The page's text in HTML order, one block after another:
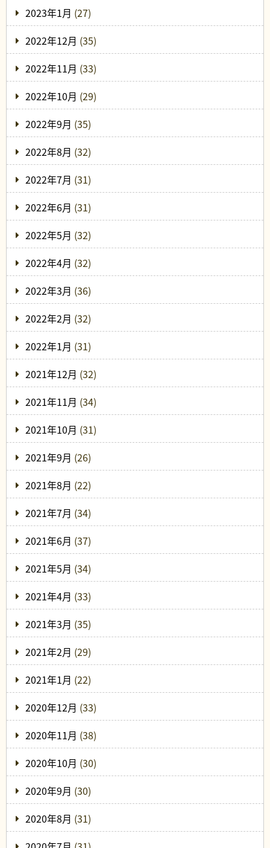
2023年1月 (27)
2022年12月 (35)
2022年11月 (33)
2022年10月 (29)
2022年9月 (35)
2022年8月 (32)
2022年7月 (31)
2022年6月 (31)
2022年5月 (32)
2022年4月 (32)
2022年3月 (36)
2022年2月 (32)
2022年1月 (31)
2021年12月 (32)
2021年11月 (34)
2021年10月 (31)
2021年9月 (26)
2021年8月 (22)
2021年7月 (34)
2021年6月 (37)
2021年5月 (34)
2021年4月 (33)
2021年3月 (35)
2021年2月 (29)
2021年1月 (22)
2020年12月 (33)
2020年11月 (38)
2020年10月 (30)
2020年9月 (30)
2020年8月 (31)